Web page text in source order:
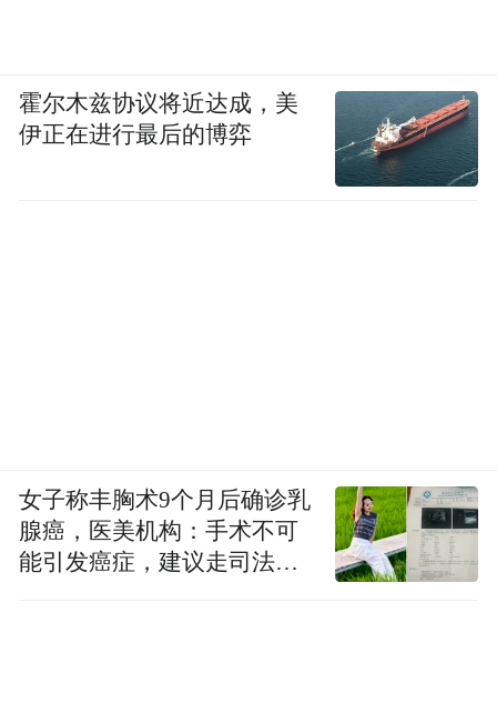
霍尔木兹协议将近达成，美
伊正在进行最后的博弈
女子称丰胸术9个月后确诊乳
腺癌，医美机构：手术不可
能引发癌症，建议走司法途